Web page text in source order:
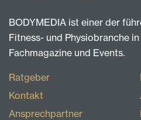
BODYMEDIA ist einer der
Fitness- und Physiobranche
Fachmagazine und Events.
Ratgeber
Kontakt
Ansprechpartner